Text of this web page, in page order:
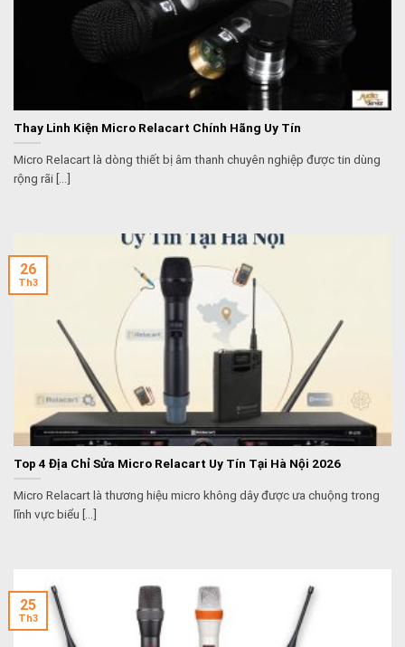
Thay Linh Kiện Micro Relacart Chính Hãng Uy Tín
Micro Relacart là dòng thiết bị âm thanh chuyên nghiệp được tin dùng
rộng rãi [...]
Top 4 Địa Chỉ Sửa Micro Relacart Uy Tín Tại Hà Nội 2026
Micro Relacart là thương hiệu micro không dây được ưa chuộng trong
lĩnh vực biểu [...]
26
Th3
25
Th3